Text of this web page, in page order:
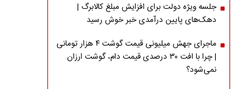
جلسه ویژه دولت برای افزایش مبلغ کالابرگ |
دهک‌های پایین درآمدی خبر خوش رسید
ماجرای جهش میلیونی قیمت گوشت ۴ هزار تومانی
| چرا با افت ۳۰ درصدی قیمت دام، گوشت ارزان
نمی‌شود؟